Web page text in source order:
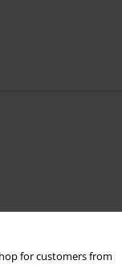
for customers from